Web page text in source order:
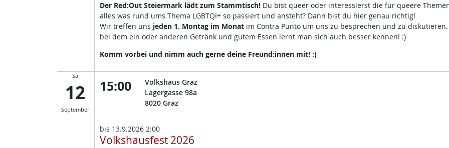
Der Red:Out Steiermark lädt zum Stammtisch!Du bist queer oder interessierst die für queere
alles was rund ums Thema LGBTQI+ so passiert und ansteht? Dann bist du hier genau richtig!
Wir treffen uns jeden 1. Montag im Monat im Contra Punto um uns zu besprechen und zu
bei dem ein oder anderen Getränk und gutem Essen lernt man sich auch besser kennen! :)
Komm vorbei und nimm auch gerne deine Freund:innen mit! :)
Sa
12
September
15:00
Volkshaus Graz
Lagergasse 98a
8020 Graz
bis 13.9.2026 2:00
Volkshausfest 2026